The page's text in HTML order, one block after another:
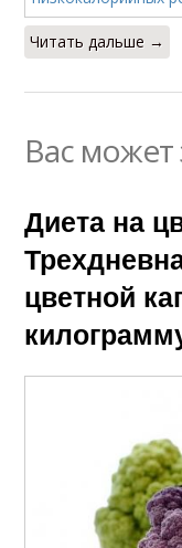
Читать дальше →
Вас может
Диета на
цветной